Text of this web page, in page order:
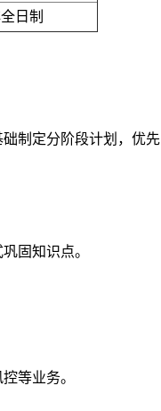
日制
制定分阶段计划，优先
固知识点。
等业务。